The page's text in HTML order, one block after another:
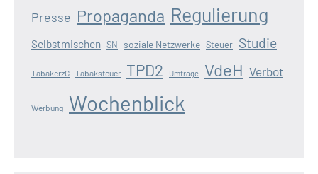
Presse Propaganda Regulierung
Selbstmischen SN soziale Netzwerke Steuer Studie
TabakerzG Tabaksteuer TPD2 Umfrage VdeH Verbot
Werbung Wochenblick